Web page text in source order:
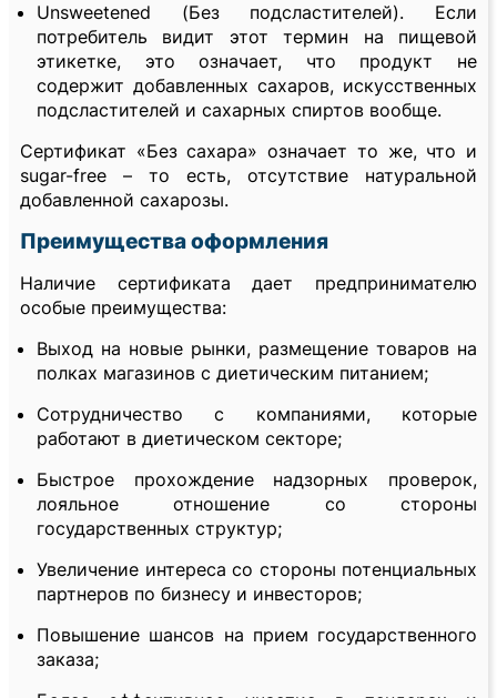
Unsweetened (Без подсластителей). Если
потребитель видит этот термин на пищевой
этикетке, это означает, что продукт не
содержит добавленных сахаров, искусственных
подсластителей и сахарных спиртов вообще.
Сертификат «Без сахара» означает то же, что и
sugar-free – то есть, отсутствие натуральной
добавленной сахарозы.
Преимущества оформления
Наличие сертификата дает предпринимателю
особые преимущества:
Выход на новые рынки, размещение товаров на
полках магазинов с диетическим питанием;
Сотрудничество с компаниями, которые
работают в диетическом секторе;
Быстрое прохождение надзорных проверок,
лояльное отношение со стороны
государственных структур;
Увеличение интереса со стороны потенциальных
партнеров по бизнесу и инвесторов;
Повышение шансов на прием государственного
заказа;